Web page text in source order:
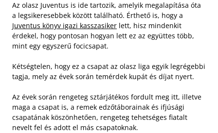
Az olasz Juventus is ide tartozik, amelyik megalapítása óta
a legsikeresebbek között található. Érthető is, hogy a
Juventus könyv igazi kasszasiker lett, hisz mindenkit
érdekel, hogy pontosan hogyan lett ez az együttes több,
mint egy egyszerű focicsapat.
Kétségtelen, hogy ez a csapat az olasz liga egyik legrégebbi
tagja, mely az évek során temérdek kupát és díjat nyert.
Az évek során rengeteg sztárjátékos fordult meg itt, illetve
maga a csapat is, a remek edzőtáborainak és ifjúsági
csapatának köszönhetően, rengeteg tehetséges fiatalt
nevelt fel és adott el más csapatoknak.